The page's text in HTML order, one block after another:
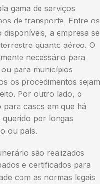
gama de serviços
de transporte. Entre os
a empresa se
quanto aéreo. O
necessário para
para municípios
os procedimentos sejam
Por outro lado, o
casos em que há
querido por longas
ou país.
são realizados
e certificados para
com as normas legais